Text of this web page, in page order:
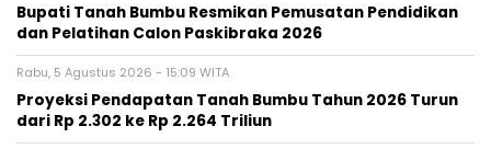
Bupati Tanah Bumbu Resmikan Pemusatan Pendidikan
dan Pelatihan Calon Paskibraka 2026
Rabu, 5 Agustus 2026 - 15:09 WITA
Proyeksi Pendapatan Tanah Bumbu Tahun 2026 Turun
dari Rp 2.302 ke Rp 2.264 Triliun